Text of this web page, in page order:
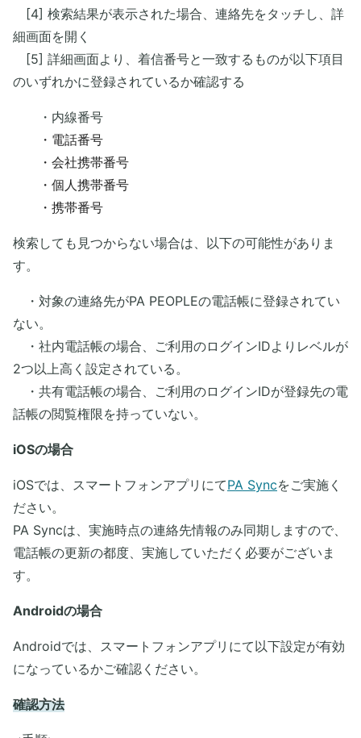
[4] 検索結果が表示された場合、連絡先をタッチし、詳
細画面を開く
[5] 詳細画面より、着信番号と一致するものが以下項目
のいずれかに登録されているか確認する
・内線番号
・電話番号
・会社携帯番号
・個人携帯番号
・携帯番号
検索しても見つからない場合は、以下の可能性がありま
す。
・対象の連絡先がPA PEOPLEの電話帳に登録されてい
ない。
・社内電話帳の場合、ご利用のログインIDよりレベルが
2つ以上高く設定されている。
・共有電話帳の場合、ご利用のログインIDが登録先の電
話帳の閲覧権限を持っていない。
iOSの場合
iOSでは、スマートフォンアプリにてPA Syncをご実施く
ださい。
PA Syncは、実施時点の連絡先情報のみ同期しますので、
電話帳の更新の都度、実施していただく必要がございま
す。​
Androidの場合
Androidでは、スマートフォンアプリにて以下設定が有効
になっているかご確認ください。
確認方法